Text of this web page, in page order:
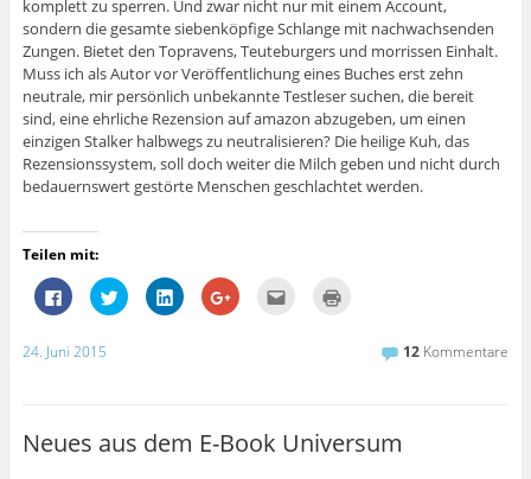
komplett zu sperren. Und zwar nicht nur mit einem Account,
sondern die gesamte siebenköpfige Schlange mit nachwachsenden
Zungen. Bietet den Topravens, Teuteburgers und morrissen Einhalt.
Muss ich als Autor vor Veröffentlichung eines Buches erst zehn
neutrale, mir persönlich unbekannte Testleser suchen, die bereit
sind, eine ehrliche Rezension auf amazon abzugeben, um einen
einzigen Stalker halbwegs zu neutralisieren? Die heilige Kuh, das
Rezensionssystem, soll doch weiter die Milch geben und nicht durch
bedauernswert gestörte Menschen geschlachtet werden.
Teilen mit:
K
l
k
,
f
F
K
l
e
r
K
l
f
L
Z
u
u
f
e
s
A
u
24. Juni 2015 12 Kommentare
Neues aus dem E-Book Universum